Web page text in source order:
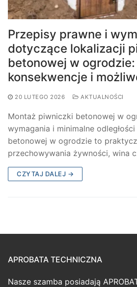
Przepisy prawne i
dotyczące lokalizacji
betonowej w ogrodzie:
konsekwencje i
20 LUTEGO 2026 AKTUALNOŚCI
Montaż piwniczki betonowej w
wymagania i minimalne
betonowej w ogrodzie to
przechowywania żywności, wina
CZYTAJ DALEJ →
APROBATA TECHNICZNA
Nasze szamba posiadają